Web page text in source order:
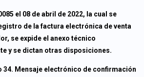
el 08 de abril de 2022, la cual se
de la factura electrónica de venta
se expide el anexo técnico
y se dictan otras disposiciones.
34. Mensaje electrónico de confirmación